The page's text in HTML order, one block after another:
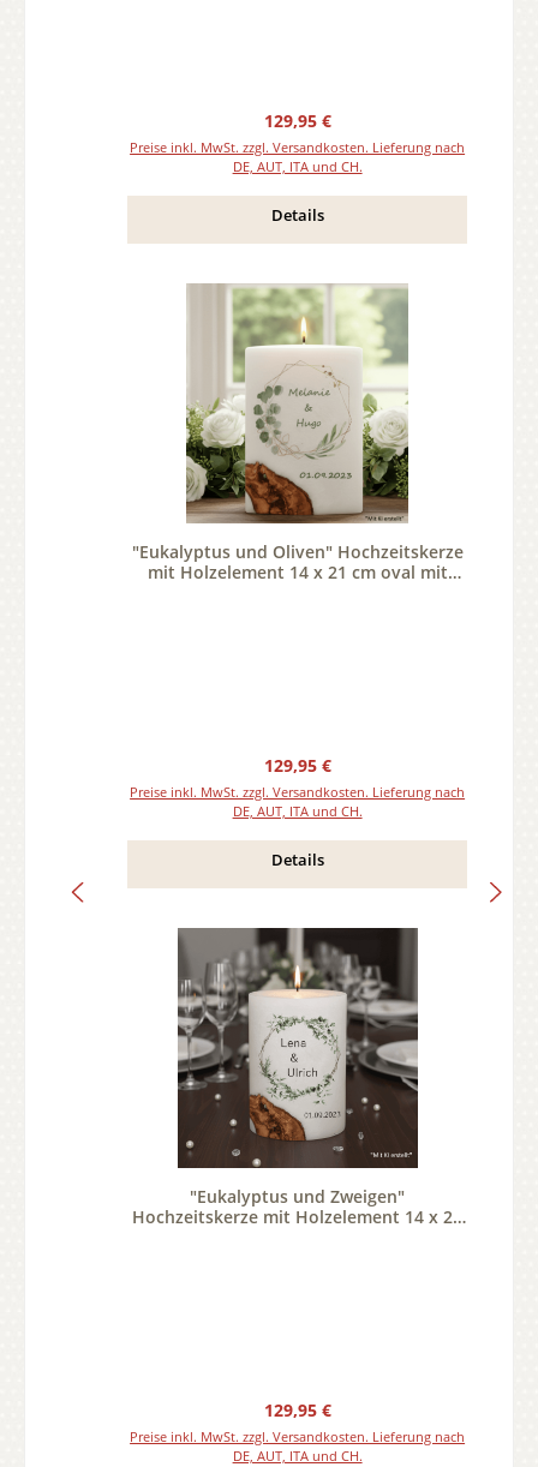
Regulärer Preis:
129,95 €
Preise inkl. MwSt. zzgl. Versandkosten. Lieferung nach
DE, AUT, ITA und CH.
Details
"Eukalyptus und Oliven" Hochzeitskerze
mit Holzelement 14 x 21 cm oval mit
Regulärer Preis:
129,95 €
Preise inkl. MwSt. zzgl. Versandkosten. Lieferung nach
DE, AUT, ITA und CH.
Details
"Eukalyptus und Zweigen"
Hochzeitskerze mit Holzelement 14 x 21
Regulärer Preis:
129,95 €
Preise inkl. MwSt. zzgl. Versandkosten. Lieferung nach
DE, AUT, ITA und CH.